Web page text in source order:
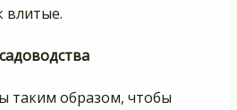
влитые.
таким образом, чтобы